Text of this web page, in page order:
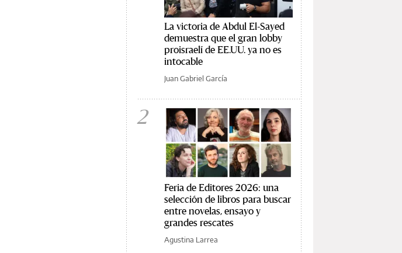
La victoria de Abdul El-Sayed
demuestra que el gran lobby
proisraelí de EE.UU. ya no es
intocable
Juan Gabriel García
2
Feria de Editores 2026: una
selección de libros para buscar
entre novelas, ensayo y
grandes rescates
Agustina Larrea